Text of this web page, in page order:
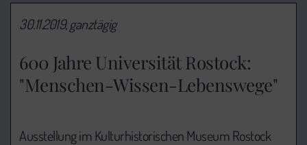
600 Jahre Universität Rostock:
"Menschen-Wissen-Lebenswege"
30.11.2019, ganztägig
Ausstellung im Kulturhistorischen Museum Rostock